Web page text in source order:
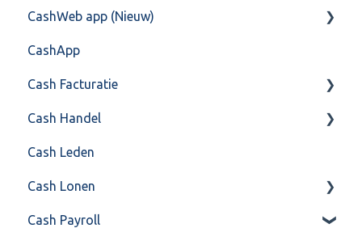
Training & Consultancy
Overig
Overig
Mailen vanuit CASHWeb
Algemeen gebruik
Algemeen
Api 3.0 (SOAP API)
API 4.0 (REST API)
CashWeb app (Nieuw)
Veel gestelde vragen
CashApp
Cash Facturatie
Factureren
Instellingen
Algemeen
Formulierlayout
Cash Handel
Inkoop
Verkoop
Voorraad
Cash Leden
Cash Lonen
Algemeen
Cash Payroll